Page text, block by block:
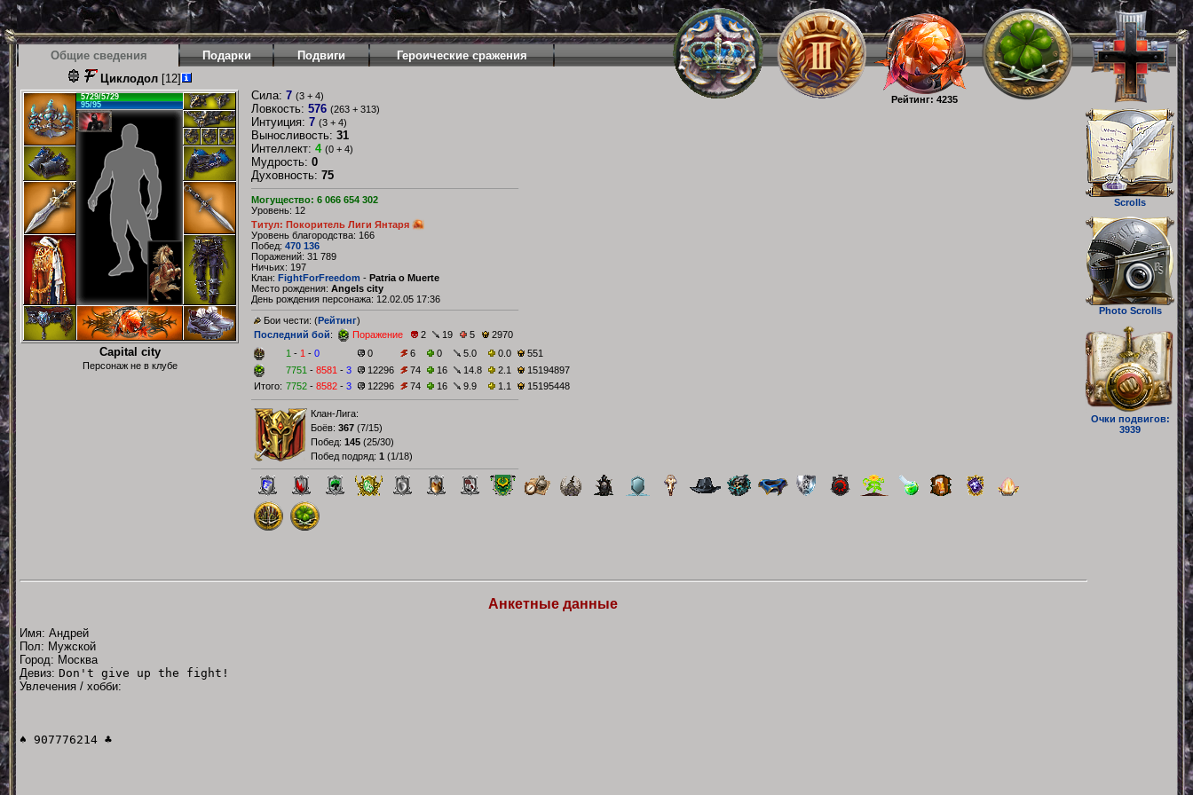
Рейтинг: 4235
Scrolls
Photo Scrolls
Очки подвигов:
3939
Общие сведения Подарки Подвиги
Героические сражения
Циклодол[12]
5729/5729
95/95
Capital city
Персонаж не в клубе
Сила: 7 (3 + 4)
Ловкость: 576 (263 + 313)
Интуиция: 7 (3 + 4)
Выносливость: 31
Интеллект: 4 (0 + 4)
Мудрость: 0
Духовность: 75
Могущество: 6 066 654 302
Уровень: 12
Титул: Покоритель Лиги Янтаря
Уровень благородства: 166
Побед: 470 136
Поражений: 31 789
Ничьих: 197
Клан: FightForFreedom - Patria o Muerte
Место рождения: Angels city
День рождения персонажа: 12.02.05 17:36
Бои чести: (Рейтинг)
Последний бой: Поражение 2 19 5
2970
1 - 1 - 0 0 6 0 5.0 0.0
551
7751 - 8581 - 3 12296 74 16 14.8 2.1
15194897
Итого: 7752 - 8582 - 3 12296 74 16 9.9 1.1 15195448
Клан-Лига:
Боёв: 367 (7/15)
Побед: 145 (25/30)
Побед подряд: 1 (1/18)
Анкетные данные
Имя: Андрей
Пол: Мужской
Город: Москва
Девиз: Don't give up the fight!
Увлечения / хобби:
♠ 907776214 ♣